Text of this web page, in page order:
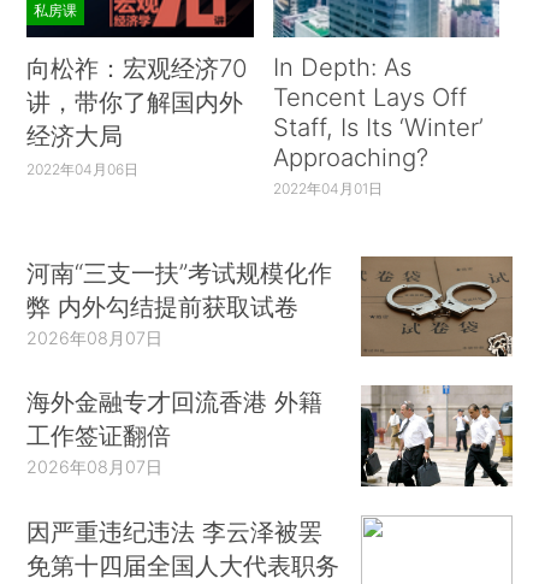
私房课
向松祚：宏观经济70
讲，带你了解国内外
经济大局
2022年04月06日
In Depth: As
Tencent Lays Off
Staff, Is Its ‘Winter’
Approaching?
2022年04月01日
河南“三支一扶”考试规模化作
弊 内外勾结提前获取试卷
2026年08月07日
海外金融专才回流香港 外籍
工作签证翻倍
2026年08月07日
因严重违纪违法 李云泽被罢
免第十四届全国人大代表职务